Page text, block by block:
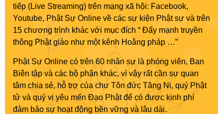
tiếp (Live Streaming) trên mạng xã hội: Facebook,
Youtube, Phật Sự Online về các sự kiện Phật sự và trên
15 chương trình khác với mục đích “ Đẩy mạnh truyền
thông Phật giáo như một kênh Hoằng pháp …”
Phật Sự Online có trên 60 nhân sự là phóng viên, Ban
Biên tập và các bộ phận khác, vì vậy rất cần sự quan
tâm chia sẻ, hỗ trợ của chư Tôn đức Tăng Ni, quý Phật
tử và quý vị yêu mến Đạo Phật để có được kinh phí
đảm bảo sự hoạt động bền vững và lâu dài.